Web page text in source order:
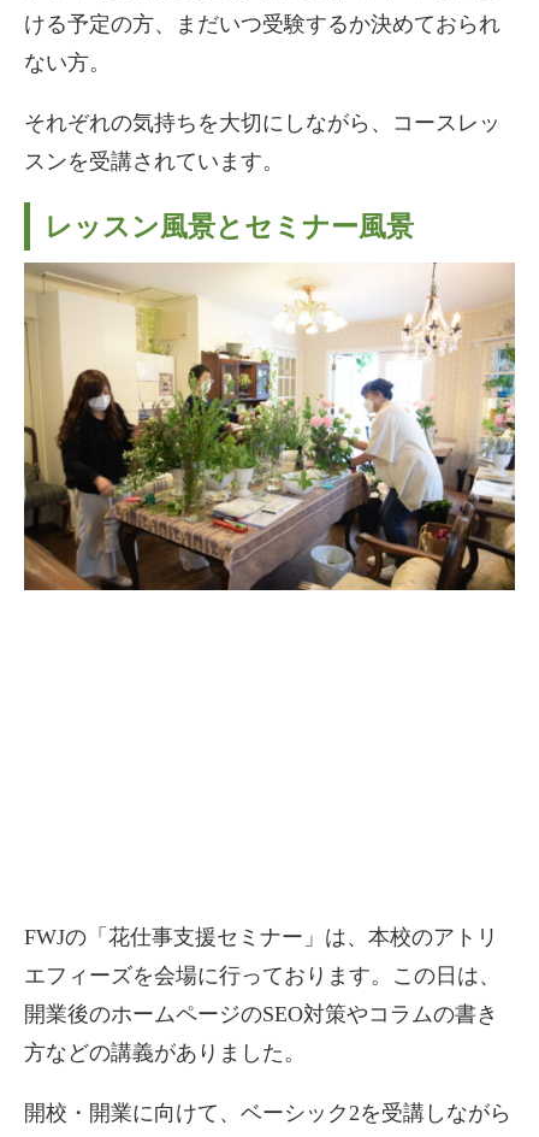
ける予定の方、まだいつ受験するか決めておられ
ない方。
それぞれの気持ちを大切にしながら、コースレッ
スンを受講されています。
レッスン風景とセミナー風景
FWJの「花仕事支援セミナー」は、本校のアトリ
エフィーズを会場に行っております。この日は、
開業後のホームページのSEO対策やコラムの書き
方などの講義がありました。
開校・開業に向けて、ベーシック2を受講しながら